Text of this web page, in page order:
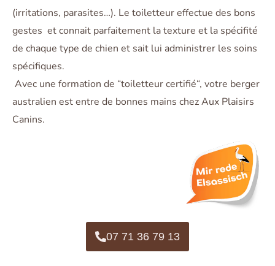
(irritations, parasites…). Le toiletteur effectue des bons
gestes et connait parfaitement la texture et la spécifité
de chaque type de chien et sait lui administrer les soins
spécifiques.
Avec une formation de “toiletteur certifié“, votre berger
australien est entre de bonnes mains chez Aux Plaisirs
Canins.
07 71 36 79 13